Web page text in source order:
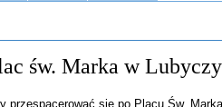
św. Marka w
przespacerować się po Placu Św.